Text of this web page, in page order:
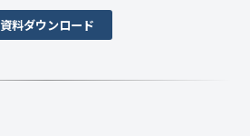
資料ダウンロード